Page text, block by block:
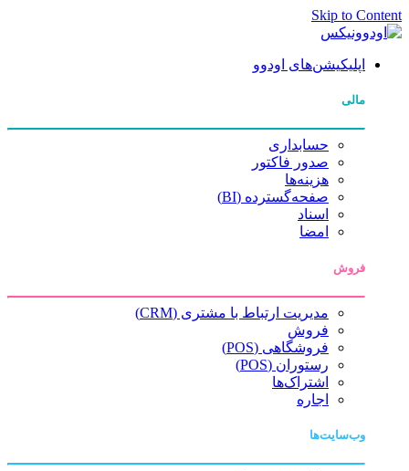
Skip to Content
اپلیکیشن‌های اودوو
مالی
حسابداری
صدور فاکتور
هزینه‌ها
صفحه‌گسترده (BI)
اسناد
امضا
فروش
مدیریت ارتباط با مشتری (CRM)
فروش
فروشگاهی (POS)
رستوران (POS)
اشتراک‌ها
اجاره
وب‌سایت‌ها